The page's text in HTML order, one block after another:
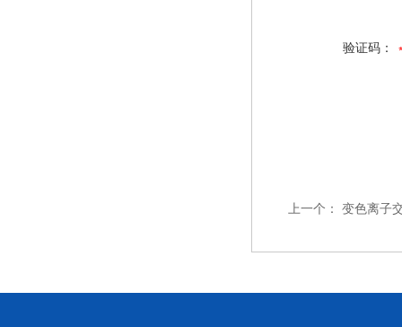
验证码：
上一个： 变色离子